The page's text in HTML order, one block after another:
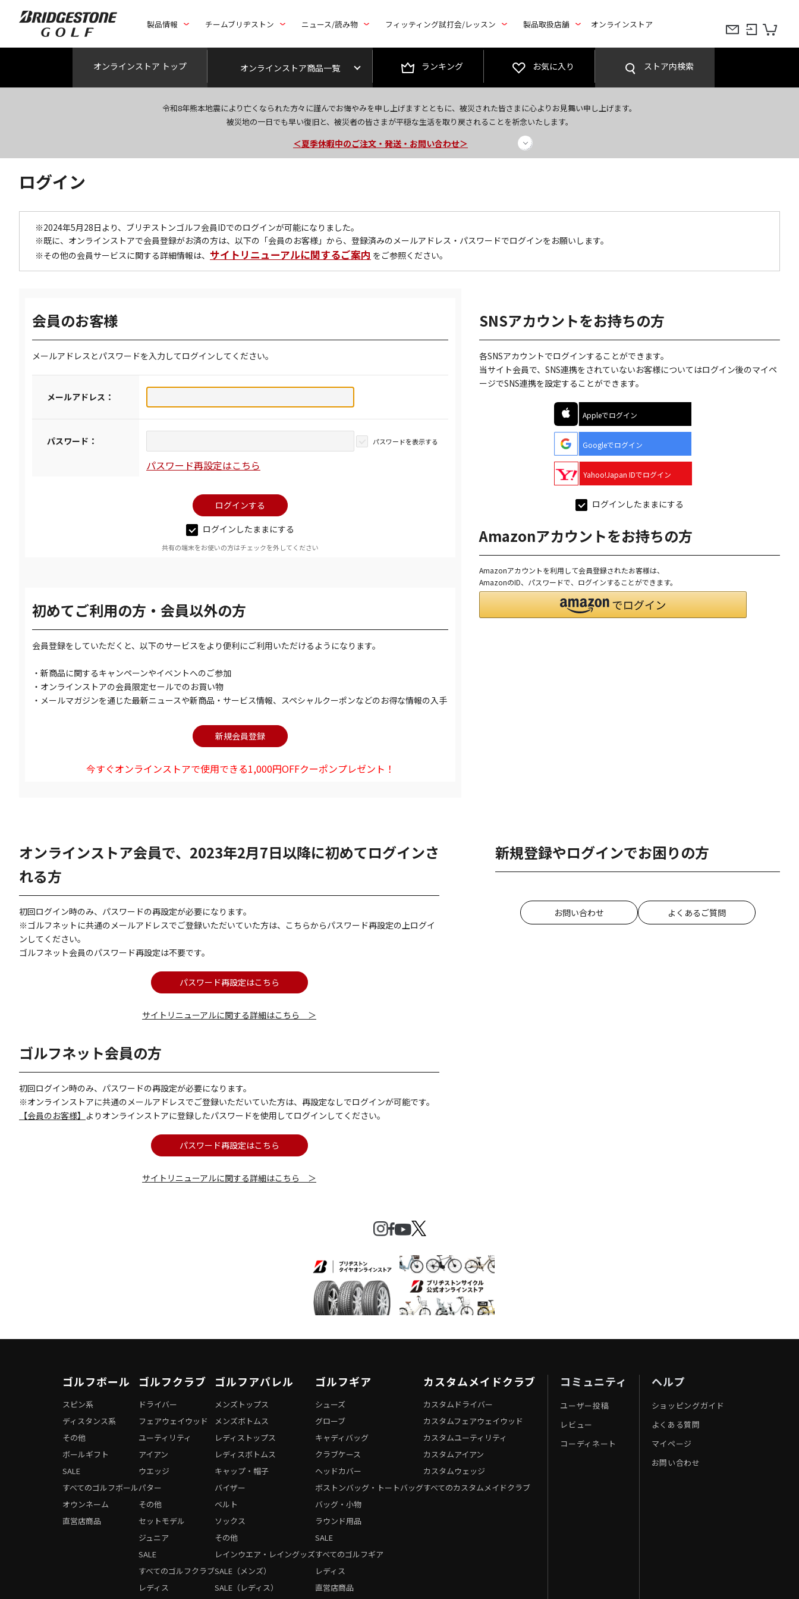
製品情報 チームブリヂストン ニュース/読み物 フィッティング試打会/レッスン 製品取扱店舗 オンラインストア
オンラインストア トップ オンラインストア商品一覧 ランキング お気に入り ストア内検索
令和8年熊本地震により亡くなられた方々に謹んでお悔やみを申し上げますとともに、被災された皆さまに心よりお見舞い申し上げます。
被災地の一日でも早い復旧と、被災者の皆さまが平穏な生活を取り戻されることを祈念いたします。
今なら新規会員登録で1,000円OFFクーポンプレゼント！
＜商品配送に関するお知らせ＞
＜夏季休暇中のご注文・発送・お問い合わせ＞
ログイン
※2024年5月28日より、ブリヂストンゴルフ会員IDでのログインが可能になりました。
※既に、オンラインストアで会員登録がお済の方は、以下の「会員のお客様」から、登録済みのメールアドレス・パスワードでログインをお願いします。
※その他の会員サービスに関する詳細情報は、 サイトリニューアルに関するご案内 をご参照ください。
会員のお客様
メールアドレスとパスワードを入力してログインしてください。
メールアドレス：
パスワード： パスワードを表示する
パスワード再設定はこちら
ログインしたままにする
共有の端末をお使いの方はチェックを外してください
初めてご利用の方・会員以外の方
会員登録をしていただくと、以下のサービスをより便利にご利用いただけるようになります。
・新商品に関するキャンペーンやイベントへのご参加
・オンラインストアの会員限定セールでのお買い物
・メールマガジンを通じた最新ニュースや新商品・サービス情報、スペシャルクーポンなどのお得な情報の入手
今すぐオンラインストアで使用できる1,000円OFFクーポンプレゼント！
SNSアカウントをお持ちの方
各SNSアカウントでログインすることができます。
当サイト会員で、SNS連携をされていないお客様についてはログイン後のマイペ
ージでSNS連携を設定することができます。
Appleでログイン
Googleでログイン
Yahoo!Japan IDでログイン
ログインしたままにする
Amazonアカウントをお持ちの方
Amazonアカウントを利用して会員登録されたお客様は、
AmazonのID、パスワードで、ログインすることができます。
オンラインストア会員で、2023年2月7日以降に初めてログインさ
れる方
初回ログイン時のみ、パスワードの再設定が必要になります。
※ゴルフネットに共通のメールアドレスでご登録いただいていた方は、こちらからパスワード再設定の上ログイ
ンしてください。
ゴルフネット会員のパスワード再設定は不要です。
パスワード再設定はこちら
サイトリニューアルに関する詳細はこちら ＞
ゴルフネット会員の方
初回ログイン時のみ、パスワードの再設定が必要になります。
※オンラインストアに共通のメールアドレスでご登録いただいていた方は、再設定なしでログインが可能です。
【会員のお客様】 よりオンラインストアに登録したパスワードを使用してログインしてください。
パスワード再設定はこちら
サイトリニューアルに関する詳細はこちら ＞
新規登録やログインでお困りの方
お問い合わせ よくあるご質問
ゴルフボール
オウンネーム
直営店商品
スピン系
ディスタンス系
その他
ボールギフト
SALE
すべてのゴルフボール
ゴルフクラブ
レディス
ドライバー
フェアウェイウッド
ユーティリティ
アイアン
ウエッジ
パター
その他
セットモデル
ジュニア
SALE
すべてのゴルフクラブ
ゴルフアパレル
メンズトップス
メンズボトムス
レディストップス
レディスボトムス
キャップ・帽子
バイザー
ベルト
ソックス
その他
レインウエア・レイングッズ
SALE（メンズ）
SALE（レディス）
ゴルフギア
レディス
直営店商品
シューズ
グローブ
キャディバッグ
クラブケース
ヘッドカバー
ボストンバッグ・トートバッグ
バッグ・小物
ラウンド用品
SALE
すべてのゴルフギア
カスタムメイドクラブ
カスタムドライバー
カスタムフェアウェイウッド
カスタムユーティリティ
カスタムアイアン
カスタムウェッジ
すべてのカスタムメイドクラブ
コミュニティ
ユーザー投稿
レビュー
コーディネート
ヘルプ
ショッピングガイド
よくある質問
マイページ
お問い合わせ